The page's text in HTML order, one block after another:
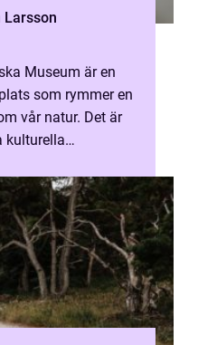
Larsson
Museum är en
som rymmer en
vår natur. Det är
kulturella